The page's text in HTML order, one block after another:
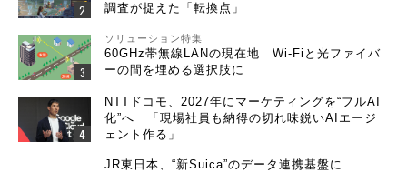
調査が捉えた「転換点」
ソリューション特集
60GHz帯無線LANの現在地 Wi-Fiと光ファイバ
ーの間を埋める選択肢に
NTTドコモ、2027年にマーケティングを“フルAI
化”へ 「現場社員も納得の切れ味鋭いAIエージ
ェント作る」
JR東日本、“新Suica”のデータ連携基盤に